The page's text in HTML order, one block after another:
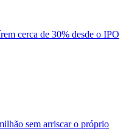
cerca de 30% desde o IPO
sem arriscar o próprio